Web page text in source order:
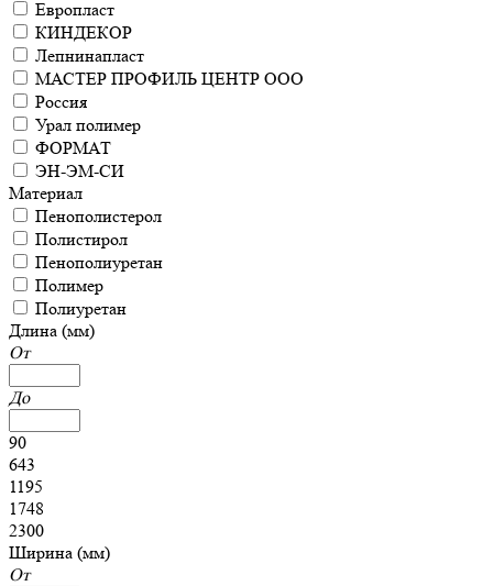
Европласт
КИНДЕКОР
Лепнинапласт
МАСТЕР ПРОФИЛЬ ЦЕНТР ООО
Россия
Урал полимер
ФОРМАТ
ЭН-ЭМ-СИ
Материал
Пенополистерол
Полистирол
Пенополиуретан
Полимер
Полиуретан
Длина (мм)
От
До
90
643
1195
1748
2300
Ширина (мм)
От